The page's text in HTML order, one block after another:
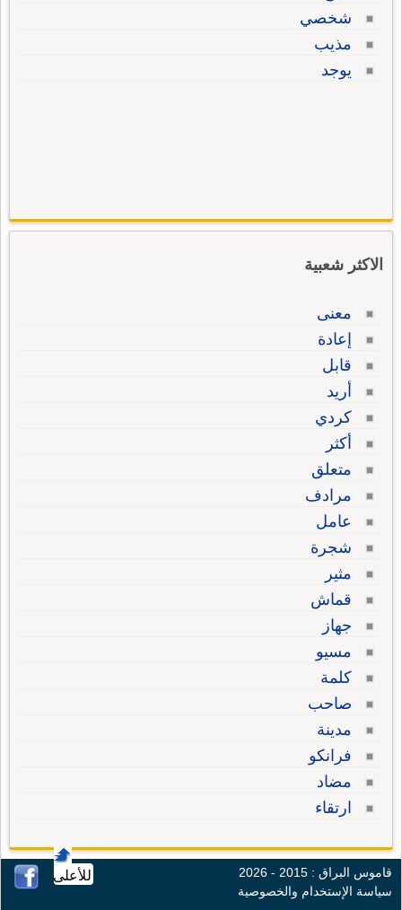
شخصي
مذيب
يوجد
الاكثر شعبية
معنى
إعادة
قابل
أريد
كردي
أكثر
متعلق
مرادف
عامل
شجرة
مثير
قماش
جهاز
مسيو
كلمة
صاحب
مدينة
فرانكو
مضاد
ارتقاء
للأعلى
قاموس البراق : 2015 - 2026
سياسة الإستخدام والخصوصية